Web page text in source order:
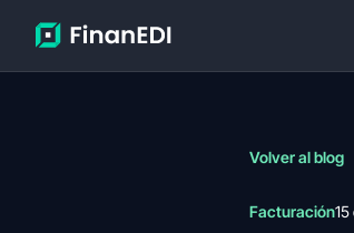
Volver al blog
Facturación